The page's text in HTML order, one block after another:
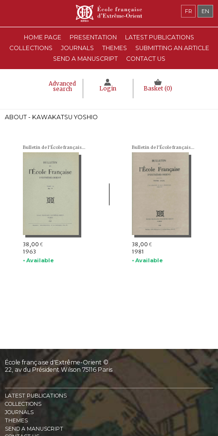
HOME PAGE PRESENTATION
LATEST PUBLICATIONS
COLLECTIONS
JOURNALS THEMES
SUBMITTING AN ARTICLE
SEND A MANUSCRIPT
CONTACT US
Advanced
search Login Basket (0)
FR EN
ABOUT - KAWAKATSU YOSHIO
Bulletin de l'École française d'Extrême-Orient (BEFEO)
38,00 €
1963
• Available
Bulletin de l'École française d'Extrême-Orient (BEFEO)
38,00 €
1981
• Available
École française d'Extrême-Orient ©
22, av du Président Wilson 75116 Paris
LATEST PUBLICATIONS
COLLECTIONS
JOURNALS
THEMES
SEND A MANUSCRIPT